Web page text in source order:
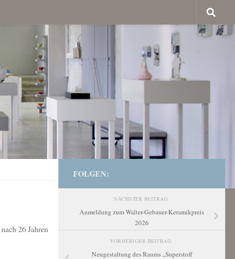
nach 26 Jahren
FOLGEN:
NÄCHSTER BEITRAG
Anmeldung zum Walter-Gebauer-Keramikpreis
2026
VORHERIGER BEITRAG
Neugestaltung des Raums „Superstoff